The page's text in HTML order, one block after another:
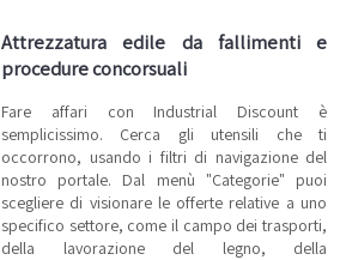
Attrezzatura edile da fallimenti e
procedure concorsuali
Fare affari con Industrial Discount è
semplicissimo. Cerca gli utensili che ti
occorrono, usando i filtri di navigazione del
nostro portale. Dal menù "Categorie" puoi
scegliere di visionare le offerte relative a uno
specifico settore, come il campo dei trasporti,
della lavorazione del legno, della